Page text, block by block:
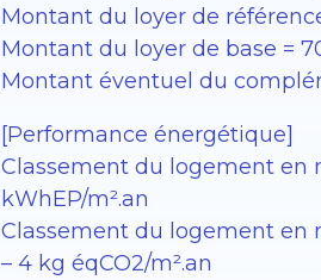
Montant du loyer de
Montant du loyer de base =
Montant éventuel du
[Performance énergétique]
Classement du logement en
kWhEP/m².an
Classement du logement en
– 4 kg éqCO2/m².an